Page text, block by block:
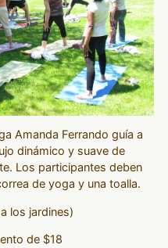
Amanda Ferrando guía a
dinámico y suave de
Los participantes deben
de yoga y una toalla.
los jardines)
de $18